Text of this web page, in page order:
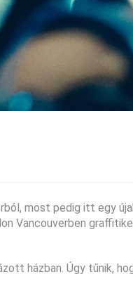
most pedig itt egy
Vancouverben
házban. Úgy tűnik,